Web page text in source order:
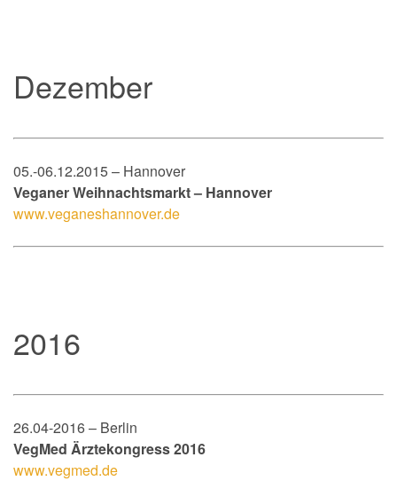
Dezember
05.-06.12.2015 – Hannover
Veganer Weihnachtsmarkt – Hannover
www.veganeshannover.de
2016
26.04-2016 – Berlin
VegMed Ärztekongress 2016
www.vegmed.de